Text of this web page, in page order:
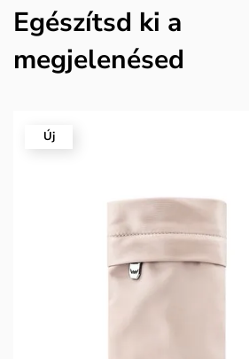
Egészítsd ki a
megjelenésed
Új